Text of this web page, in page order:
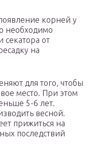
корней у
необходимо
от
на
для того, чтобы
место. При этом
5-6 лет.
весной.
прижиться на
последствий